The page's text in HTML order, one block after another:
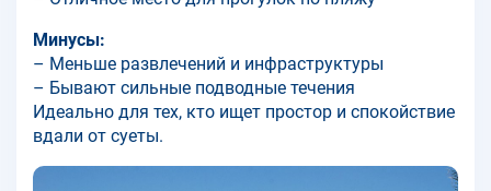
Минусы:
– Меньше развлечений и инфраструктуры
– Бывают сильные подводные течения
Идеально для тех, кто ищет простор и спокойствие
вдали от суеты.